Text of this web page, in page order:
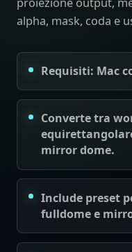
alpha, mask, coda e
Requisiti: Mac
Converte tra
mirror dome.
Include preset
fulldome e